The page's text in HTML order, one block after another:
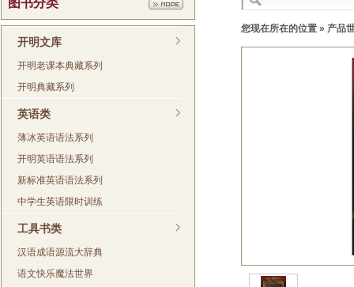
图书分类
开明文库
开明老课本典藏系列
开明典藏系列
英语类
薄冰英语语法系列
开明英语语法系列
新标准英语语法系列
中学生英语限时训练
工具书类
汉语成语源流大辞典
语文快乐魔法世界
您现在所在的位置 » 产品